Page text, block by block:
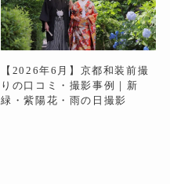
【2026年6月】京都和装前撮
りの口コミ・撮影事例｜新
緑・紫陽花・雨の日撮影